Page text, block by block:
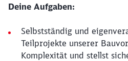
Deine Aufgaben:
Selbstständig und
Teilprojekte unserer
Komplexität und stellst